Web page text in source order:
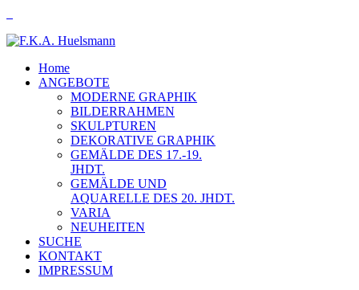
Home
ANGEBOTE
MODERNE GRAPHIK
BILDERRAHMEN
SKULPTUREN
DEKORATIVE GRAPHIK
GEMÄLDE DES 17.-19.
JHDT.
GEMÄLDE UND
AQUARELLE DES 20. JHDT.
VARIA
NEUHEITEN
SUCHE
KONTAKT
IMPRESSUM